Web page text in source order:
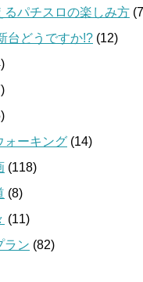
るパチスロの楽しみ方
台どうですか!? (12)
ォーキング (14)
(118)
(8)
(11)
ラン (82)